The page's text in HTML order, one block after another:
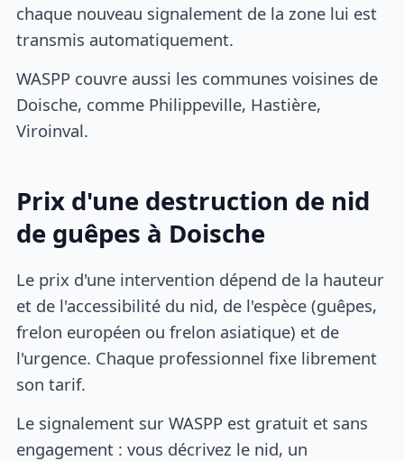
chaque nouveau signalement de la zone lui est
transmis automatiquement.
WASPP couvre aussi les communes voisines de
Doische, comme Philippeville, Hastière,
Viroinval.
Prix d'une destruction de nid
de guêpes à Doische
Le prix d'une intervention dépend de la hauteur
et de l'accessibilité du nid, de l'espèce (guêpes,
frelon européen ou frelon asiatique) et de
l'urgence. Chaque professionnel fixe librement
son tarif.
Le signalement sur WASPP est gratuit et sans
engagement : vous décrivez le nid, un